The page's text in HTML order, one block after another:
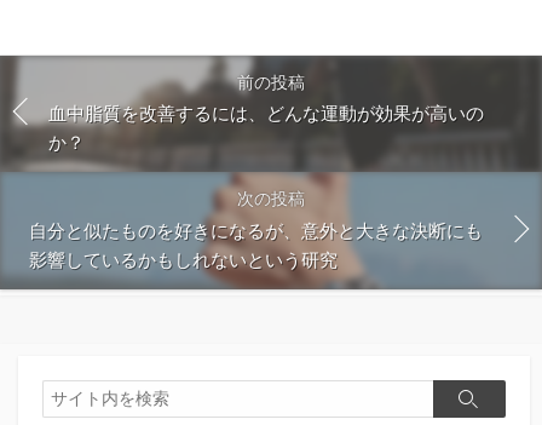
る
前の投稿
血中脂質を改善するには、どんな運動が効果が高いの
か？
次の投稿
自分と似たものを好きになるが、意外と大きな決断にも
影響しているかもしれないという研究
検
索
検